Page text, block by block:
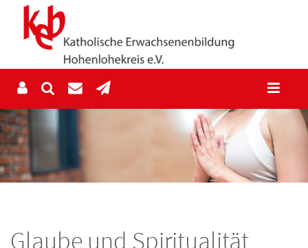
Glaube und Spiritualität